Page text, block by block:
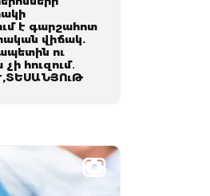
է գարշահոտ
վիճակ.
ու
հուզում․